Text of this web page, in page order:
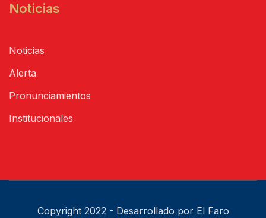
Noticias
Noticias
Alerta
Pronunciamientos
Institucionales
Copyright 2022 - Desarrollado por El Faro